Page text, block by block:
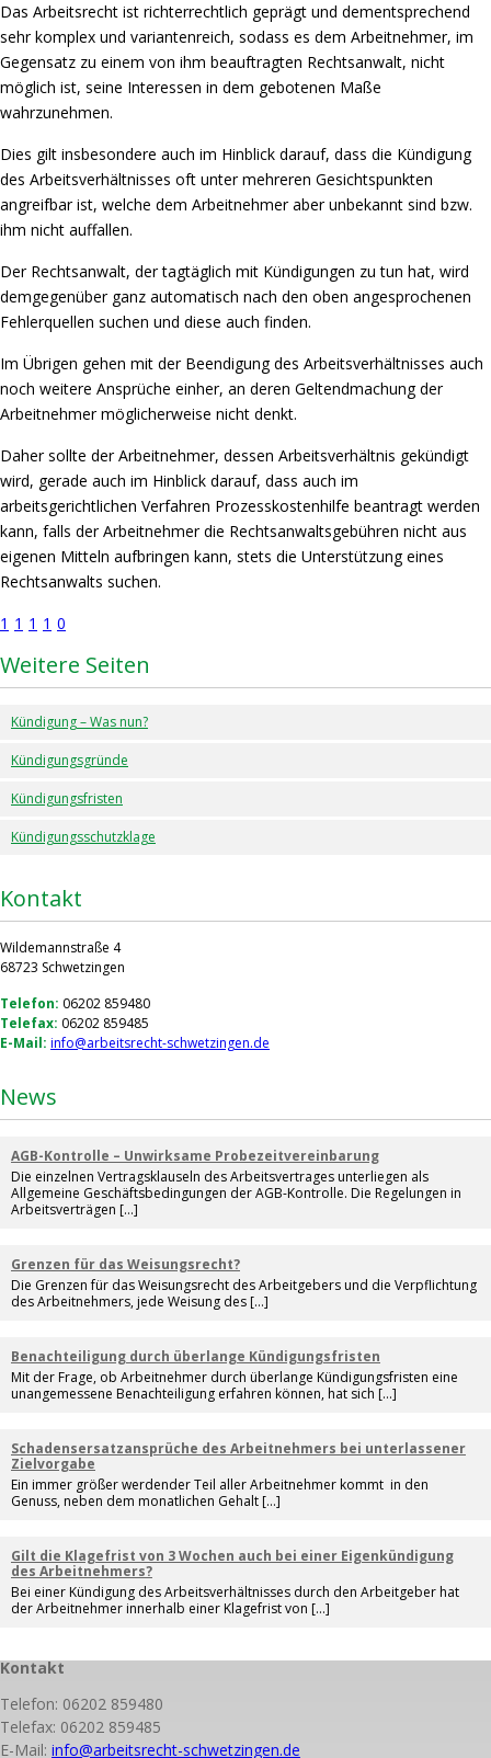
Das Arbeitsrecht ist richterrechtlich geprägt und dementsprechend
sehr komplex und variantenreich, sodass es dem Arbeitnehmer, im
Gegensatz zu einem von ihm beauftragten Rechtsanwalt, nicht
möglich ist, seine Interessen in dem gebotenen Maße
wahrzunehmen.
Dies gilt insbesondere auch im Hinblick darauf, dass die Kündigung
des Arbeitsverhältnisses oft unter mehreren Gesichtspunkten
angreifbar ist, welche dem Arbeitnehmer aber unbekannt sind bzw.
ihm nicht auffallen.
Der Rechtsanwalt, der tagtäglich mit Kündigungen zu tun hat, wird
demgegenüber ganz automatisch nach den oben angesprochenen
Fehlerquellen suchen und diese auch finden.
Im Übrigen gehen mit der Beendigung des Arbeitsverhältnisses auch
noch weitere Ansprüche einher, an deren Geltendmachung der
Arbeitnehmer möglicherweise nicht denkt.
Daher sollte der Arbeitnehmer, dessen Arbeitsverhältnis gekündigt
wird, gerade auch im Hinblick darauf, dass auch im
arbeitsgerichtlichen Verfahren Prozesskostenhilfe beantragt werden
kann, falls der Arbeitnehmer die Rechtsanwaltsgebühren nicht aus
eigenen Mitteln aufbringen kann, stets die Unterstützung eines
Rechtsanwalts suchen.
1 1 1 1 0
Weitere Seiten
Kündigung – Was nun?
Kündigungsgründe
Kündigungsfristen
Kündigungsschutzklage
Kontakt
Wildemannstraße 4
68723 Schwetzingen
Telefon: 06202 859480
Telefax: 06202 859485
E-Mail: info@arbeitsrecht-schwetzingen.de
News
AGB-Kontrolle – Unwirksame Probezeitvereinbarung
Die einzelnen Vertragsklauseln des Arbeitsvertrages unterliegen als
Allgemeine Geschäftsbedingungen der AGB-Kontrolle. Die Regelungen in
Arbeitsverträgen […]
Grenzen für das Weisungsrecht?
Die Grenzen für das Weisungsrecht des Arbeitgebers und die Verpflichtung
des Arbeitnehmers, jede Weisung des […]
Benachteiligung durch überlange Kündigungsfristen
Mit der Frage, ob Arbeitnehmer durch überlange Kündigungsfristen eine
unangemessene Benachteiligung erfahren können, hat sich […]
Schadensersatzansprüche des Arbeitnehmers bei unterlassener
Zielvorgabe
Ein immer größer werdender Teil aller Arbeitnehmer kommt in den
Genuss, neben dem monatlichen Gehalt […]
Gilt die Klagefrist von 3 Wochen auch bei einer Eigenkündigung
des Arbeitnehmers?
Bei einer Kündigung des Arbeitsverhältnisses durch den Arbeitgeber hat
der Arbeitnehmer innerhalb einer Klagefrist von […]
Kontakt
Telefon: 06202 859480
Telefax: 06202 859485
E-Mail: info@arbeitsrecht-schwetzingen.de